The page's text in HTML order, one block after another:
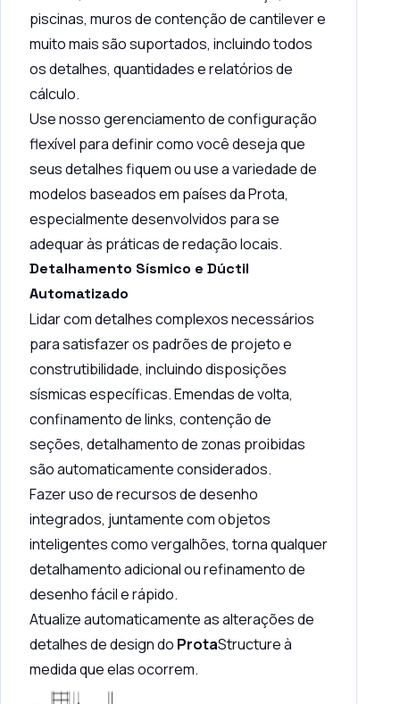
piscinas, muros de contenção de cantilever e
muito mais são suportados, incluindo todos
os detalhes, quantidades e relatórios de
cálculo.
Use nosso gerenciamento de configuração
flexível para definir como você deseja que
seus detalhes fiquem ou use a variedade de
modelos baseados em países da Prota,
especialmente desenvolvidos para se
adequar às práticas de redação locais.
Detalhamento Sísmico e Dúctil
Automatizado
Lidar com detalhes complexos necessários
para satisfazer os padrões de projeto e
construtibilidade, incluindo disposições
sísmicas específicas. Emendas de volta,
confinamento de links, contenção de
seções, detalhamento de zonas proibidas
são automaticamente considerados.
Fazer uso de recursos de desenho
integrados, juntamente com objetos
inteligentes como vergalhões, torna qualquer
detalhamento adicional ou refinamento de
desenho fácil e rápido.
Atualize automaticamente as alterações de
detalhes de design do ProtaStructure à
medida que elas ocorrem.